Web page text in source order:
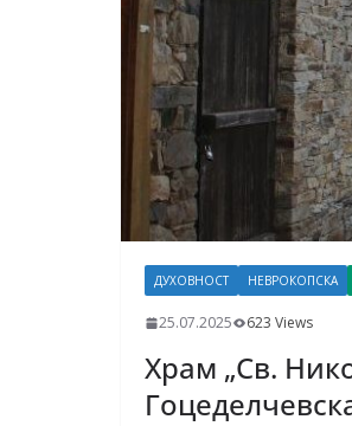
ДУХОВНОСТ НЕВРОКОПСКА
25.07.2025 623 Views
Храм „Св.